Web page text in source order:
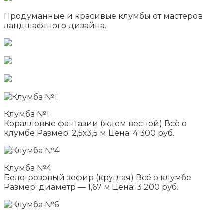
Продуманные и красивые клумбы от мастеров
ландшафтного дизайна.
Клумба №1
Коралловые фантазии (ждем весной) Всё о
клумбе Размер: 2,5х3,5 м Цена: 4 300 руб.
Клумба №4
Бело-розовый зефир (круглая) Всё о клумбе
Размер: диаметр — 1,67 м Цена: 3 200 руб.